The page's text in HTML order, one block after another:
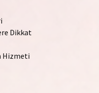
Dikkat
Hizmeti